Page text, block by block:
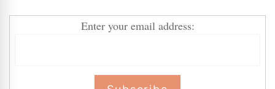
Enter your email address: